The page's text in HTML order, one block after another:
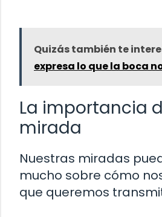
Quizás también te
expresa lo que la boca
La importancia
mirada
Nuestras miradas
mucho sobre cómo
que queremos